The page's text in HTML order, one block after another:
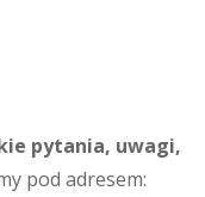
pytania, uwagi,
pod adresem: